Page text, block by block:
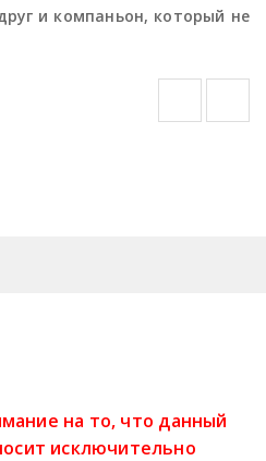
и компаньон, который не
на то, что данный
исключительно